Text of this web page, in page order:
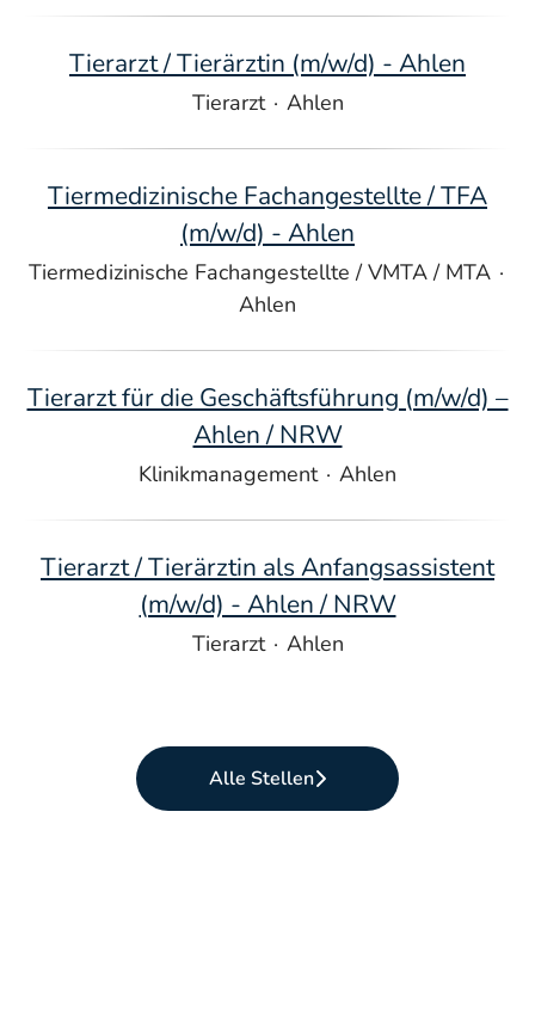
Tierarzt / Tierärztin (m/w/d) - Ahlen
Tierarzt · Ahlen
Tiermedizinische Fachangestellte / TFA
(m/w/d) - Ahlen
Tiermedizinische Fachangestellte / VMTA / MTA ·
Ahlen
Tierarzt für die Geschäftsführung (m/w/d) –
Ahlen / NRW
Klinikmanagement · Ahlen
Tierarzt / Tierärztin als Anfangsassistent
(m/w/d) - Ahlen / NRW
Tierarzt · Ahlen
Alle Stellen